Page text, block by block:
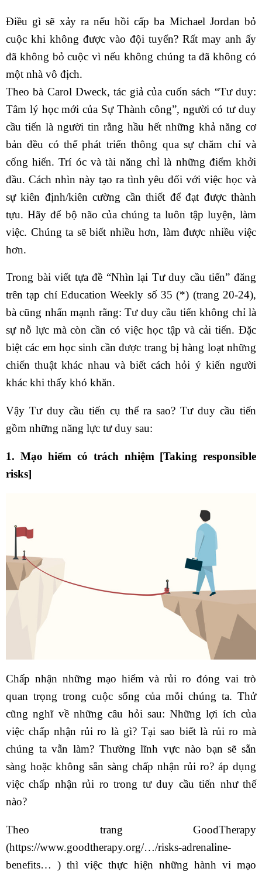
Điều gì sẽ xảy ra nếu hồi cấp ba Michael Jordan bỏ
cuộc khi không được vào đội tuyển? Rất may anh ấy
đã không bỏ cuộc vì nếu không chúng ta đã không có
một nhà vô địch.
Theo bà Carol Dweck, tác giả của cuốn sách “Tư duy:
Tâm lý học mới của Sự Thành công”, người có tư duy
cầu tiến là người tin rằng hầu hết những khả năng cơ
bản đều có thể phát triển thông qua sự chăm chỉ và
cống hiến. Trí óc và tài năng chỉ là những điểm khởi
đầu. Cách nhìn này tạo ra tình yêu đối với việc học và
sự kiên định/kiên cường cần thiết để đạt được thành
tựu. Hãy để bộ não của chúng ta luôn tập luyện, làm
việc. Chúng ta sẽ biết nhiều hơn, làm được nhiều việc
hơn.
Trong bài viết tựa đề “Nhìn lại Tư duy cầu tiến” đăng
trên tạp chí Education Weekly số 35 (*) (trang 20-24),
bà cũng nhấn mạnh rằng: Tư duy cầu tiến không chỉ là
sự nỗ lực mà còn cần có việc học tập và cải tiến. Đặc
biệt các em học sinh cần được trang bị hàng loạt những
chiến thuật khác nhau và biết cách hỏi ý kiến người
khác khi thấy khó khăn.
Vậy Tư duy cầu tiến cụ thể ra sao? Tư duy cầu tiến
gồm những năng lực tư duy sau:
1. Mạo hiểm có trách nhiệm [Taking responsible
risks]
Chấp nhận những mạo hiểm và rủi ro đóng vai trò
quan trọng trong cuộc sống của mỗi chúng ta. Thử
cũng nghĩ về những câu hỏi sau: Những lợi ích của
việc chấp nhận rủi ro là gì? Tại sao biết là rủi ro mà
chúng ta vẫn làm? Thường lĩnh vực nào bạn sẽ sẵn
sàng hoặc không sẵn sàng chấp nhận rủi ro? áp dụng
việc chấp nhận rủi ro trong tư duy cầu tiến như thế
nào?
Theo trang GoodTherapy
(https://www.goodtherapy.org/…/risks-adrenaline-
benefits… ) thì việc thực hiện những hành vi mạo